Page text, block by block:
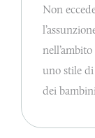
Non
uno stile
dei